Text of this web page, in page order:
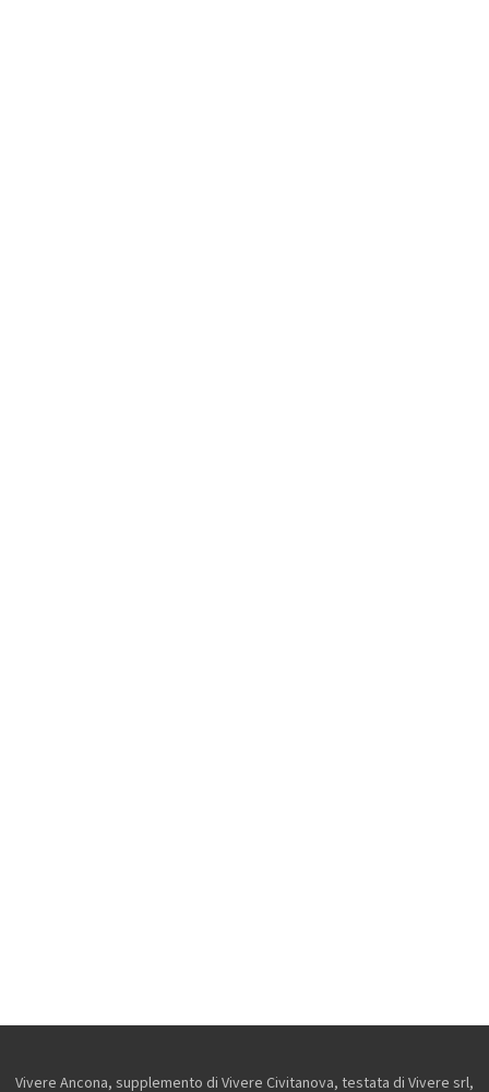
Vivere Ancona, supplemento di Vivere Civitanova, testata di Vivere srl,